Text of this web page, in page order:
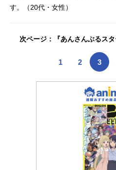
す。（20代・女性）
次ページ：『あんさんぶるス
1 2 3